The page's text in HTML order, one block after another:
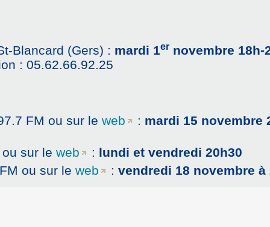
Blancard (Gers) : mardi 1ernovembre 18h-
: 05.62.66.92.25
FM ou sur le web : mardi 15 novembre
sur le web : lundi et vendredi 20h30
ou sur le web : vendredi 18 novembre à